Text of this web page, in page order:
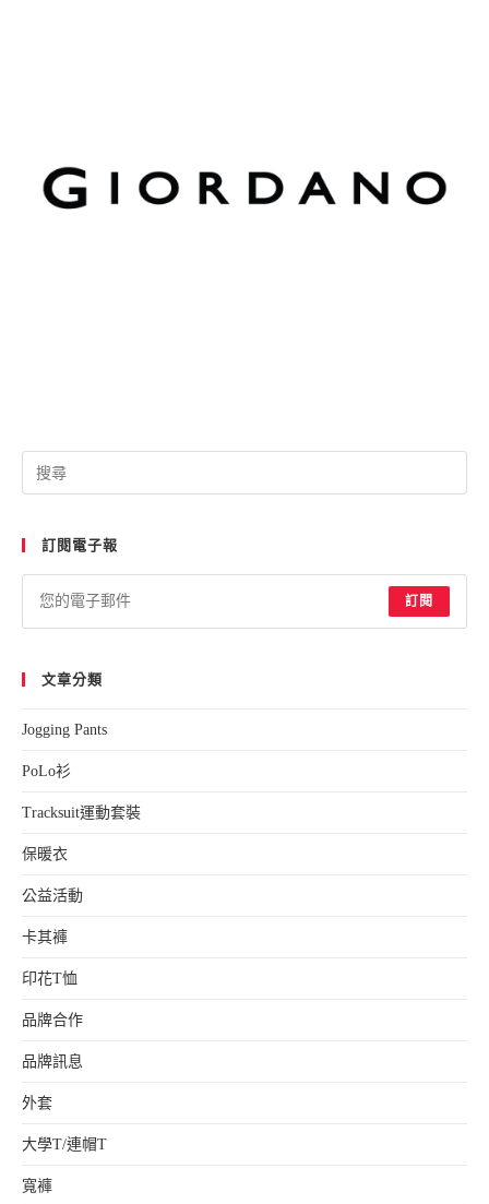
the
訂閱電子報
訂閱
文章分類
Jogging Pants
PoLo衫
Tracksuit運動套裝
保暖衣
公益活動
卡其褲
印花T恤
品牌合作
品牌訊息
外套
大學T/連帽T
寬褲